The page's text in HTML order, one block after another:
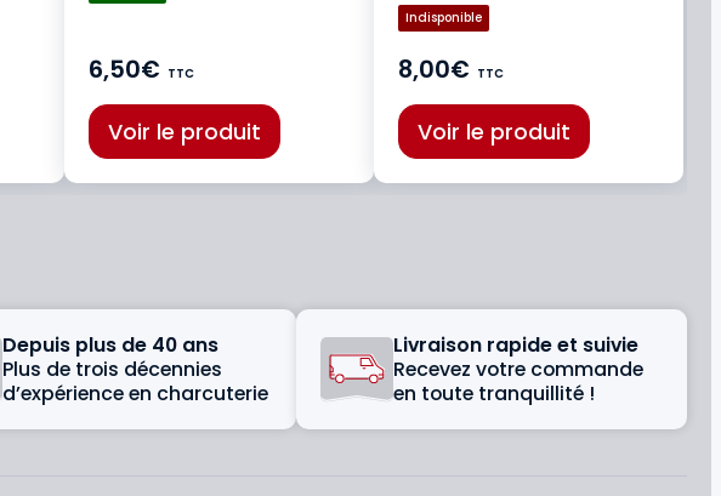
6,50€ TTC
Voir le produit
Indisponible
8,00€ TTC
Voir le produit
Depuis plus de 40 ans
Plus de trois décennies
d’expérience en charcuterie
Livraison rapide et suivie
Recevez votre commande
en toute tranquillité !